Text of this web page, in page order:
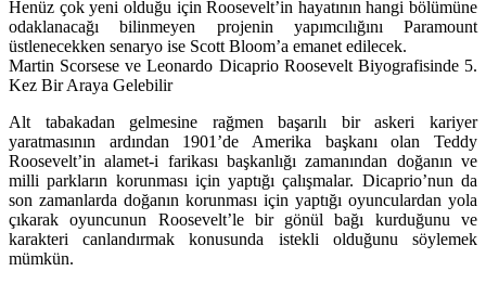
Henüz çok yeni olduğu için Roosevelt’in hayatının hangi bölümüne
odaklanacağı bilinmeyen projenin yapımcılığını Paramount
üstlenecekken senaryo ise Scott Bloom’a emanet edilecek.
Martin Scorsese ve Leonardo Dicaprio Roosevelt Biyografisinde 5.
Kez Bir Araya Gelebilir
Alt tabakadan gelmesine rağmen başarılı bir askeri kariyer
yaratmasının ardından 1901’de Amerika başkanı olan Teddy
Roosevelt’in alamet-i farikası başkanlığı zamanından doğanın ve
milli parkların korunması için yaptığı çalışmalar. Dicaprio’nun da
son zamanlarda doğanın korunması için yaptığı oyunculardan yola
çıkarak oyuncunun Roosevelt’le bir gönül bağı kurduğunu ve
karakteri canlandırmak konusunda istekli olduğunu söylemek
mümkün.